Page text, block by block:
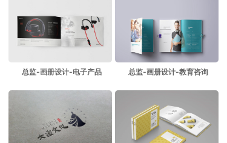
总监-画册设计-电子产品 总监-画册设计-教育咨询